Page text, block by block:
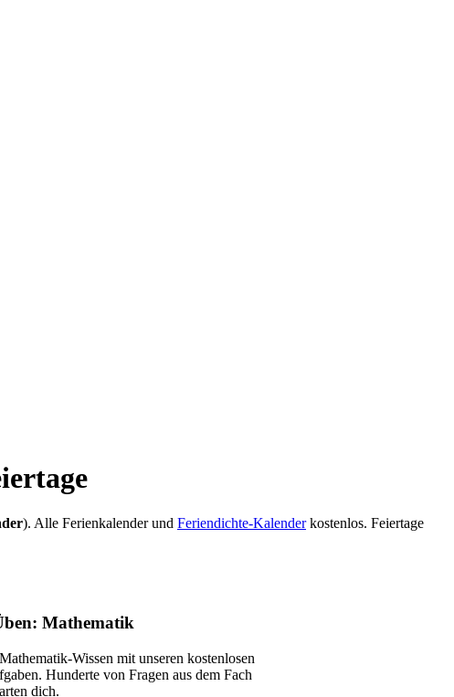
). Alle Ferienkalender und Feriendichte-Kalenderkostenlos. Feiertage
Mathematik
Wissen mit unseren kostenlosen
Hunderte von Fragen aus dem Fach
dich.